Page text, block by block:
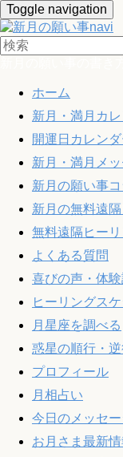
Toggle navigation
ホーム
新月・満月カ
開運日カレン
新月・満月メ
新月の願い事コ
新月の無料遠
無料遠隔ヒー
よくある質問
喜びの声・体験
ヒーリングス
月星座を調べる
惑星の順行・
プロフィール
月相占い
今日のメッセ
お月さま最新情